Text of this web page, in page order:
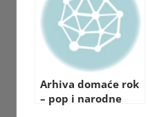
prevođenju
Arhiva domaće rok
– pop i narodne